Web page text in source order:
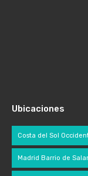
Ubicaciones
Costa del Sol
Madrid Barrio de